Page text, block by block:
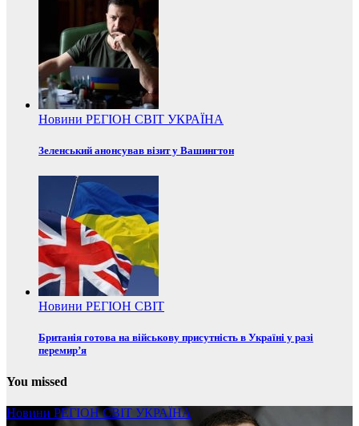
Новини РЕГІОН СВІТ УКРАЇНА
Зеленський анонсував візит у Вашингтон
Новини РЕГІОН СВІТ
Британія готова на військову присутність в Україні у разі
перемир’я
You missed
Новини РЕГІОНСВІТ УКРАЇНА